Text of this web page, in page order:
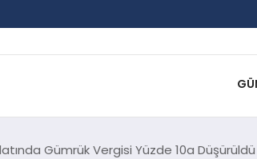
Gümrük Vergisi Yüzde 10a